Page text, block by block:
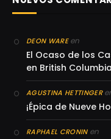
DEON WAREen
El Ocaso de los
en British Columbia
AGUSTINA HETTINGER
¡Épica de Nueve
RAPHAEL CRONINen